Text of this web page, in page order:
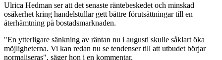
Ulrica Hedman ser att det senaste räntebeskedet och minskad
osäkerhet kring handelstullar gett bättre förutsättningar till en
återhämtning på bostadsmarknaden.
"En ytterligare sänkning av räntan nu i augusti skulle såklart öka
möjligheterna. Vi kan redan nu se tendenser till att utbudet börjar
normaliseras", säger hon i en kommentar.